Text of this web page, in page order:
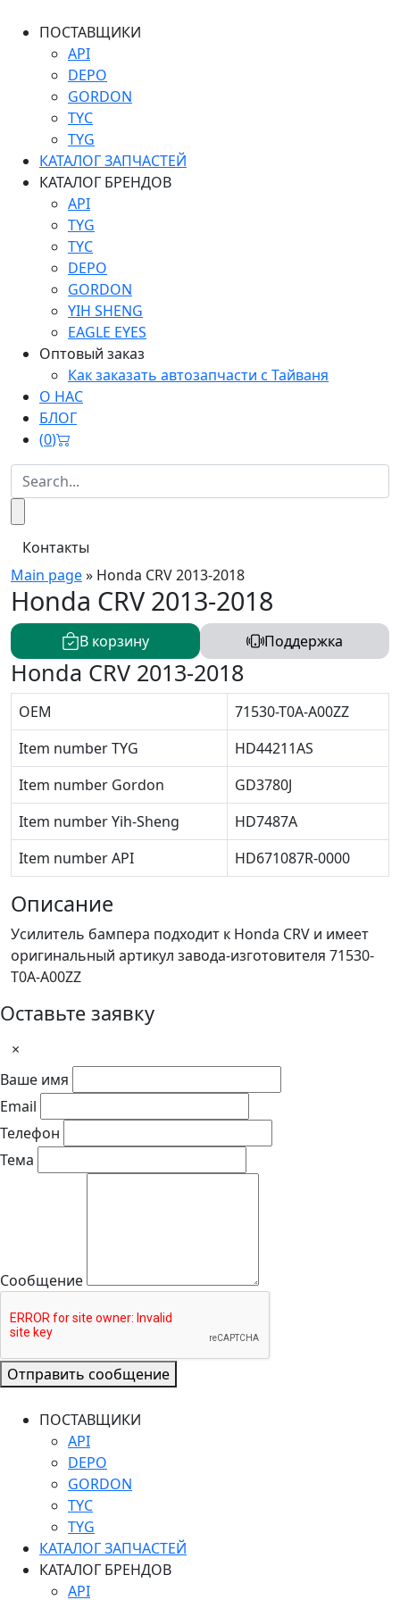
ПОСТАВЩИКИ
API
DEPO
GORDON
TYC
TYG
КАТАЛОГ ЗАПЧАСТЕЙ
КАТАЛОГ БРЕНДОВ
API
TYG
TYC
DEPO
GORDON
YIH SHENG
EAGLE EYES
Оптовый заказ
Как заказать автозапчасти с Тайваня
О НАС
БЛОГ
(0)
Контакты
Main page» Honda CRV 2013-2018
Honda CRV 2013-2018
В корзину Поддержка
Honda CRV 2013-2018
OEM
71530-T0A-A00ZZ
Item number TYG
HD44211AS
Item number Gordon
GD3780J
Item number Yih-Sheng
HD7487A
Item number API
HD671087R-0000
Описание
Усилитель бампера подходит к Honda CRV и имеет
оригинальный артикул завода-изготовителя 71530-
T0A-A00ZZ
Оставьте заявку
×
Ваше имя
Email
Телефон
Тема
Сообщение
Отправить сообщение
ПОСТАВЩИКИ
API
DEPO
GORDON
TYC
TYG
КАТАЛОГ ЗАПЧАСТЕЙ
КАТАЛОГ БРЕНДОВ
API